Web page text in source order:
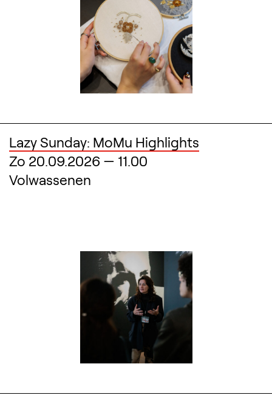
Lazy Sunday: MoMu Highlights
Zo 20.09.2026 — 11.00
Volwassenen